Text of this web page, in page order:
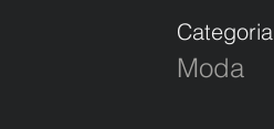
Categoria
Moda